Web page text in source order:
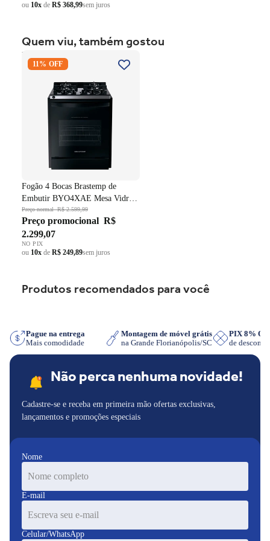
ou 10x de R$ 368,99sem juros
Quem viu, também gostou
Fogão 4 Bocas Brastemp de
Embutir BYO4XAE Mesa
Fundido Dupla Chama Preto
11% OFF
Fogão 4 Bocas Brastemp de
Embutir BYO4XAE Mesa Vidro
Grade em Ferro Fundido Dupla
Chama Preto Bivolt
Preço normalR$ 2.599,99
Preço promocional R$
2.299,07
NO PIX
ou 10x de R$ 249,89sem juros
Produtos recomendados para você
Pague na entrega
Mais comodidade
Montagem de móvel grátis
na Grande Florianópolis/SC
PIX 8%
de
Não perca nenhuma novidade!
Cadastre-se e receba em primeira mão ofertas exclusivas,
lançamentos e promoções especiais
Nome
E-mail
Celular/WhatsApp